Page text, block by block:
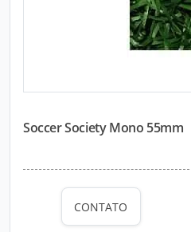
Soccer Society Mono 55mm
CONTATO